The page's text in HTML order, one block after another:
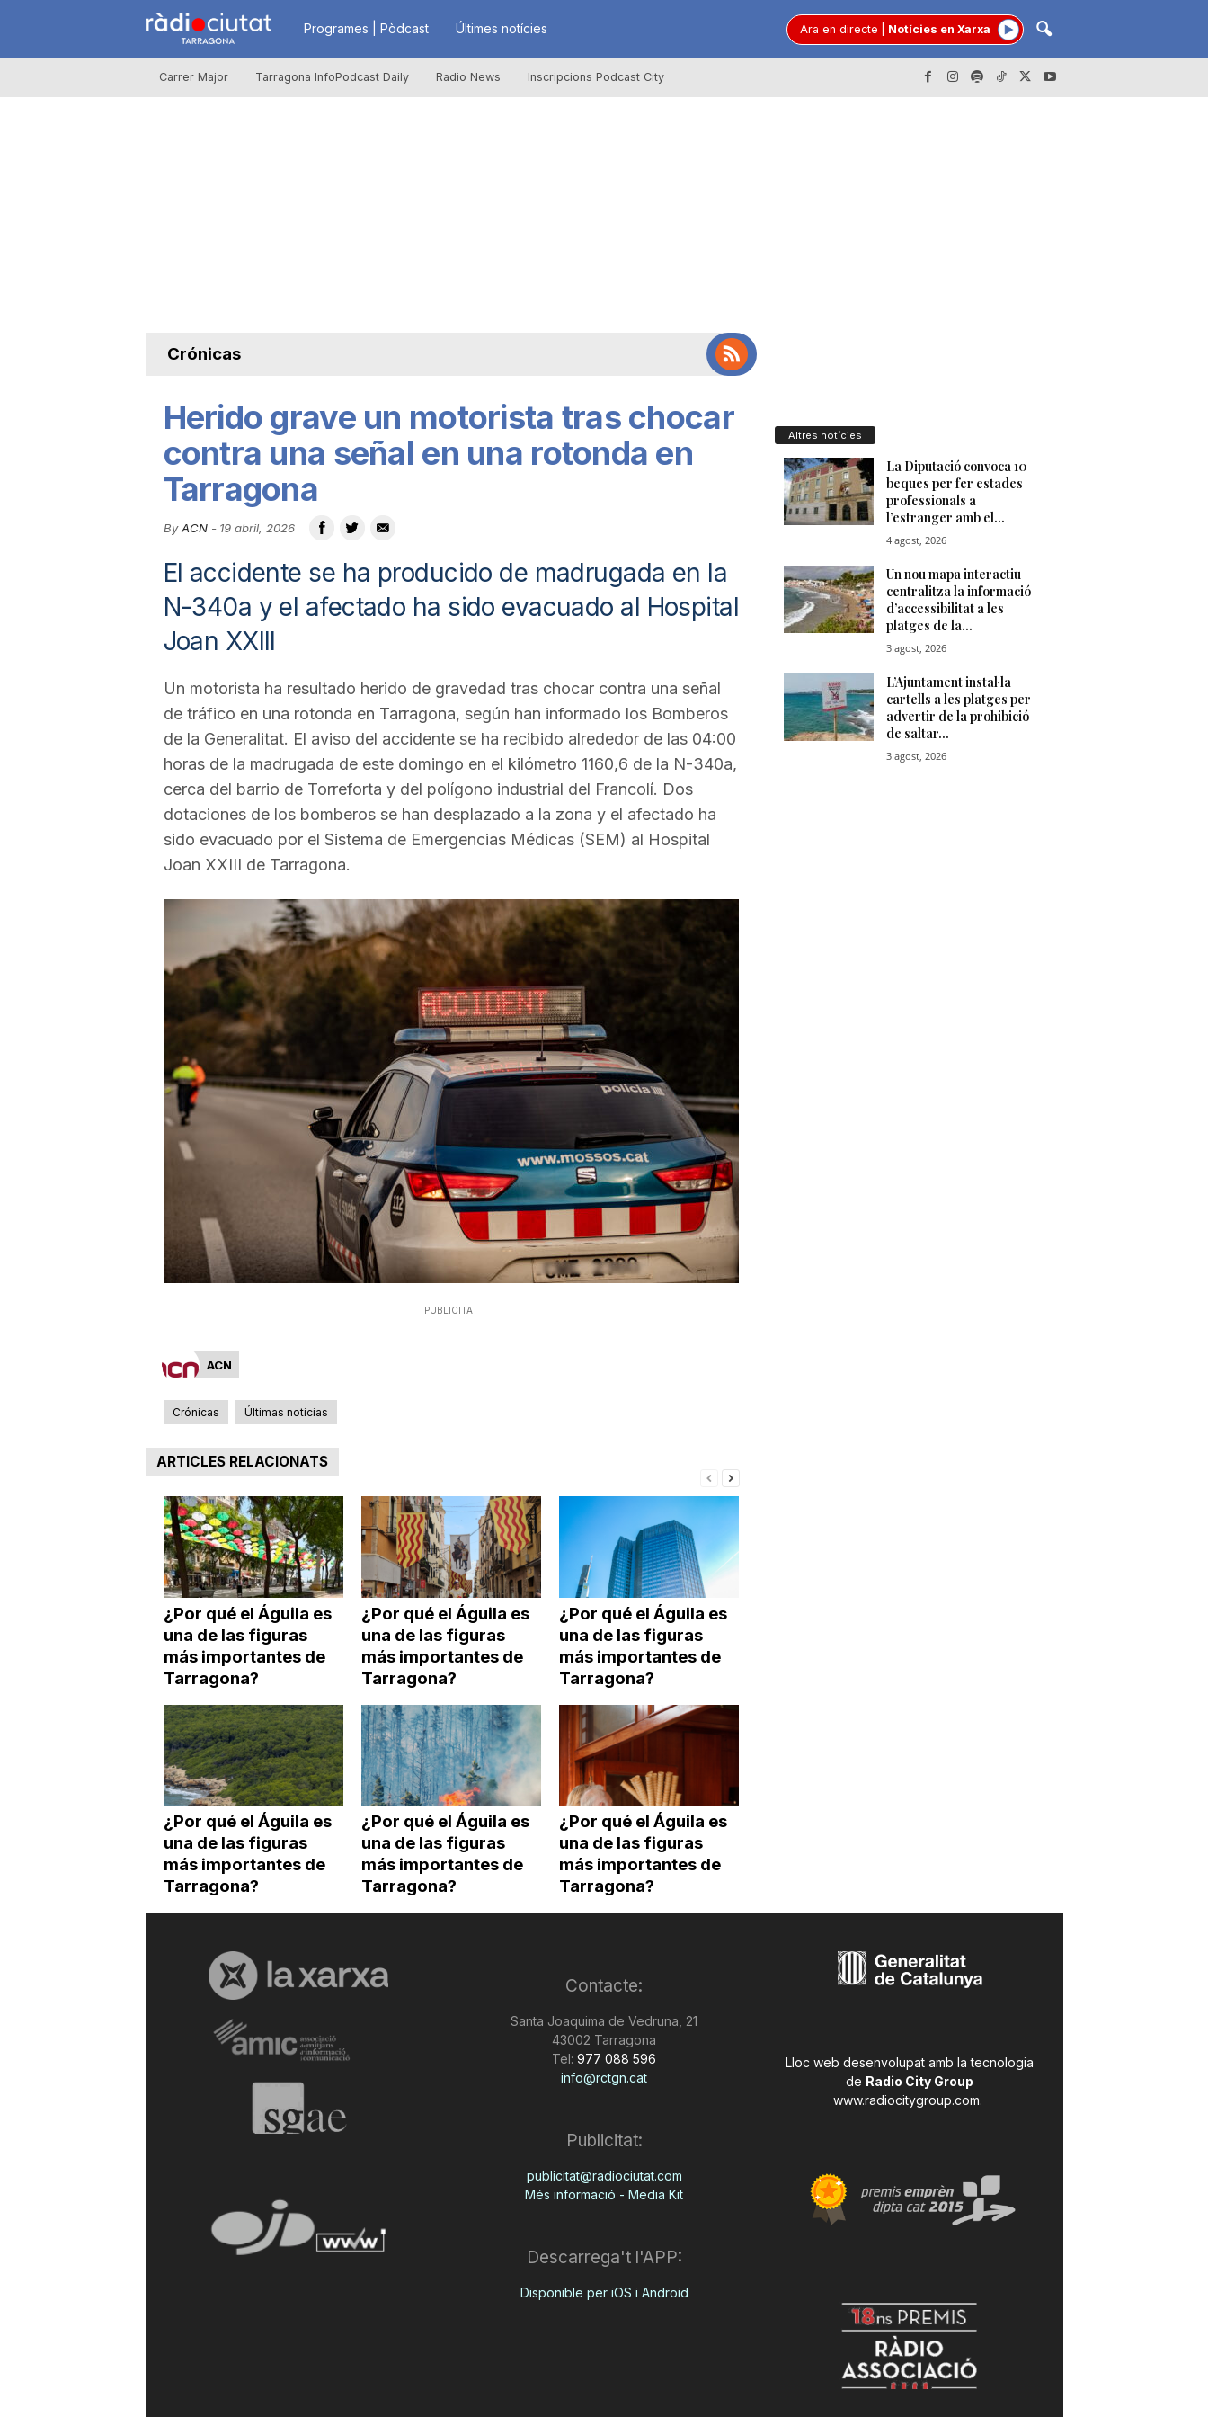
R
à
u
t
t
e
a
r
Programes | Pòdcast Últimes notícies Ara en directe Notícies en Xarxa
Carrer Major Tarragona InfoPodcast Daily Radio News Inscripcions Podcast City
Crónicas
Herido grave un motorista tras chocar
contra una señal en una rotonda en
Tarragona
By ACN- 19 abril, 2026
El accidente se ha producido de madrugada en la
N-340a y el afectado ha sido evacuado al Hospital
Joan XXIII
Un motorista ha resultado herido de gravedad tras chocar contra una señal
de tráfico en una rotonda en Tarragona, según han informado los Bomberos
de la Generalitat. El aviso del accidente se ha recibido alrededor de las 04:00
horas de la madrugada de este domingo en el kilómetro 1160,6 de la N-340a,
cerca del barrio de Torreforta y del polígono industrial del Francolí. Dos
dotaciones de los bomberos se han desplazado a la zona y el afectado ha
sido evacuado por el Sistema de Emergencias Médicas (SEM) al Hospital
Joan XXIII de Tarragona.
PUBLICITAT
ACN
Crónicas Últimas noticias
ARTICLES RELACIONATS
¿Por qué el Águila es
una de las figuras
más importantes de
Tarragona?
¿Por qué el Águila es
una de las figuras
más importantes de
Tarragona?
¿Por qué el Águila es
una de las figuras
más importantes de
Tarragona?
¿Por qué el Águila es
una de las figuras
más importantes de
Tarragona?
¿Por qué el Águila es
una de las figuras
más importantes de
Tarragona?
¿Por qué el Águila es
una de las figuras
más importantes de
Tarragona?
Altres notícies
Contacte:
Santa Joaquima de Vedruna, 21
43002 Tarragona
Tel: 977 088 596
info@rctgn.cat
Publicitat:
publicitat@radiociutat.com
Més informació - Media Kit
Descarrega't l'APP:
Disponible per iOS i Android
Lloc web desenvolupat amb la tecnologia
de Radio City Group
www.radiocitygroup.com.